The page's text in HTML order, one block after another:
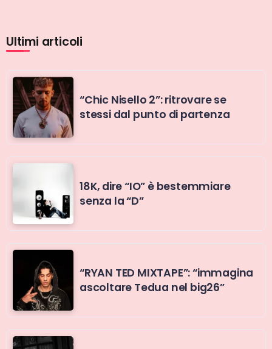
Ultimi articoli
“Chic Nisello 2”: ritrovare se
stessi dal punto di partenza
18K, dire “IO” è bestemmiare
senza la “D”
“RYAN TED MIXTAPE”: “immagina
ascoltare Tedua nel big26”